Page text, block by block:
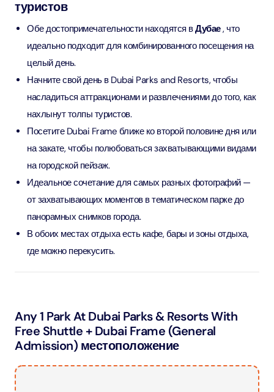
туристов
Обе достопримечательности находятся вДубае, что
идеально подходит для комбинированного посещения на
целый день.
Начните свой день в Dubai Parks and Resorts, чтобы
насладиться аттракционами и развлечениями до того, как
нахлынут толпы туристов.
Посетите Dubai Frame ближе ко второй половине дня или
на закате, чтобы полюбоваться захватывающими видами
на городской пейзаж.
Идеальное сочетание для самых разных фотографий —
от захватывающих моментов в тематическом парке до
панорамных снимков города.
В обоих местах отдыха есть кафе, бары и зоны отдыха,
где можно перекусить.
Any 1 Park At Dubai Parks & Resorts With
Free Shuttle + Dubai Frame (General
Admission) местоположение